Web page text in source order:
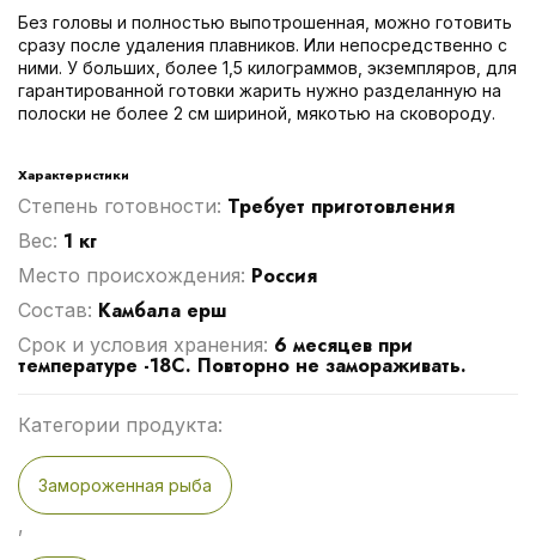
Без головы и полностью выпотрошенная, можно готовить
сразу после удаления плавников. Или непосредственно с
ними. У больших, более 1,5 килограммов, экземпляров, для
гарантированной готовки жарить нужно разделанную на
полоски не более 2 см шириной, мякотью на сковороду.
Характеристики
Степень готовности: Требует приготовления
Вес: 1 кг
Место происхождения: Россия
Cостав: Камбала ерш
Срок и условия хранения: 6 месяцев при
температуре -18С. Повторно не замораживать.
Категории продукта:
Замороженная рыба
,